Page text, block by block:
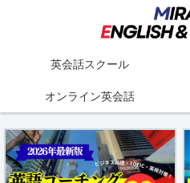
英会話スクール
オンライン英会話